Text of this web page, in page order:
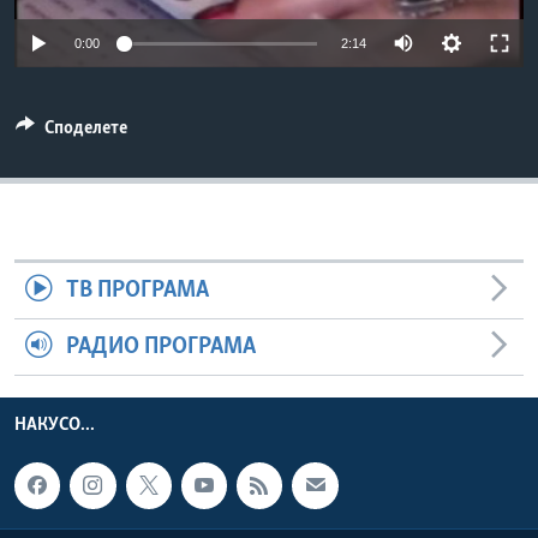
ИНТЕРВЈУА
Јазици
0:00 2:14
Споделете
ТВ ПРОГРАМА
РАДИО ПРОГРАМА
НАКУСО...